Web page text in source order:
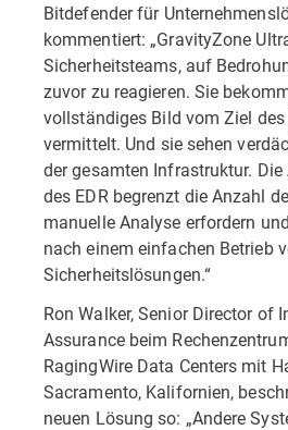
Bitdefender für
kommentiert: „GravityZone
Sicherheitsteams, auf
zuvor zu reagieren. Sie
vollständiges Bild vom Ziel
vermittelt. Und sie sehen
der gesamten Infrastruktur.
des EDR begrenzt die Anzahl
manuelle Analyse erfordern
nach einem einfachen Betrieb
Sicherheitslösungen.“
Ron Walker, Senior Director of
Assurance beim
RagingWire Data Centers mit
Sacramento, Kalifornien,
neuen Lösung so: „Andere